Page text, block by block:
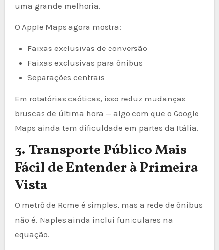
uma grande melhoria.
O Apple Maps agora mostra:
Faixas exclusivas de conversão
Faixas exclusivas para ônibus
Separações centrais
Em rotatórias caóticas, isso reduz mudanças
bruscas de última hora — algo com que o Google
Maps ainda tem dificuldade em partes da Itália.
3. Transporte Público Mais
Fácil de Entender à Primeira
Vista
O metrô de Rome é simples, mas a rede de ônibus
não é. Naples ainda inclui funiculares na
equação.